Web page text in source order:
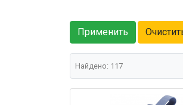
Найдено: 117